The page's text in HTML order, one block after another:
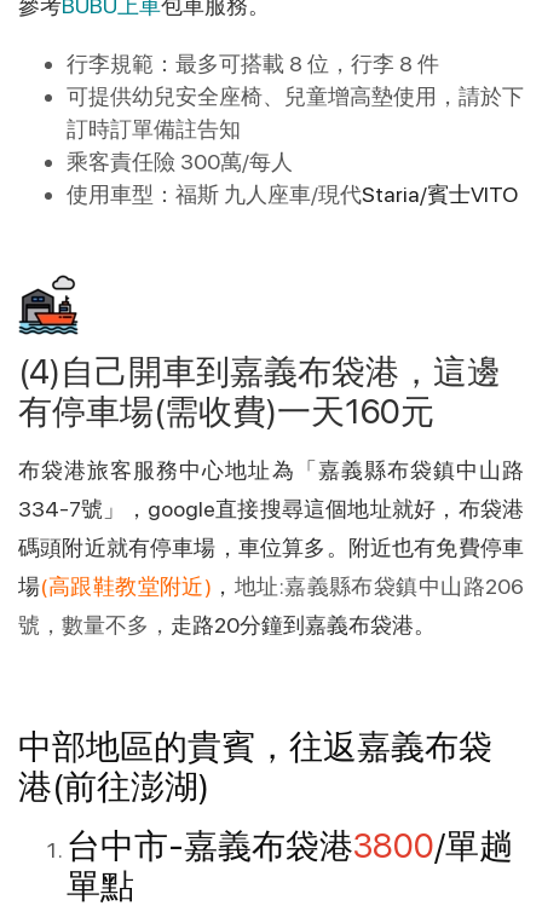
參考BUBU上車包車服務。
行李規範：最多可搭載 8 位，行李 8 件
可提供幼兒安全座椅、兒童增高墊使用，請於下
訂時訂單備註告知
乘客責任險 300萬/每人
使用車型：福斯 九人座車/現代Staria/賓士VITO
(4)自己開車到嘉義布袋港，這邊
有停車場(需收費)一天160元
布袋港旅客服務中心地址為「嘉義縣布袋鎮中山路
334-7號」，google直接搜尋這個地址就好，布袋港
碼頭附近就有停車場，車位算多。附近也有免費停車
場(高跟鞋教堂附近) ， 地址:嘉義縣布袋鎮中山路206
號，數量不多， 走路20分鐘到嘉義布袋港。
中部地區的貴賓，往返嘉義布袋
港(前往澎湖)
台中市-嘉義布袋港3800/單趟
單點